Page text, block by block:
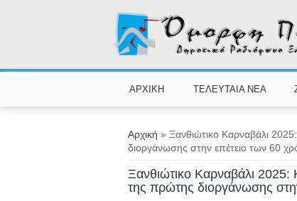
ΑΡΧΙΚΗ ΤΕΛΕΥΤΑΙΑ ΝΕΑ
Είστε εδώ
Αρχική » Ξανθιώτικο Καρναβάλι
διοργάνωσης στην επέτειο των 60
Ξανθιώτικο Καρναβάλι
της πρώτης διοργάνωσης